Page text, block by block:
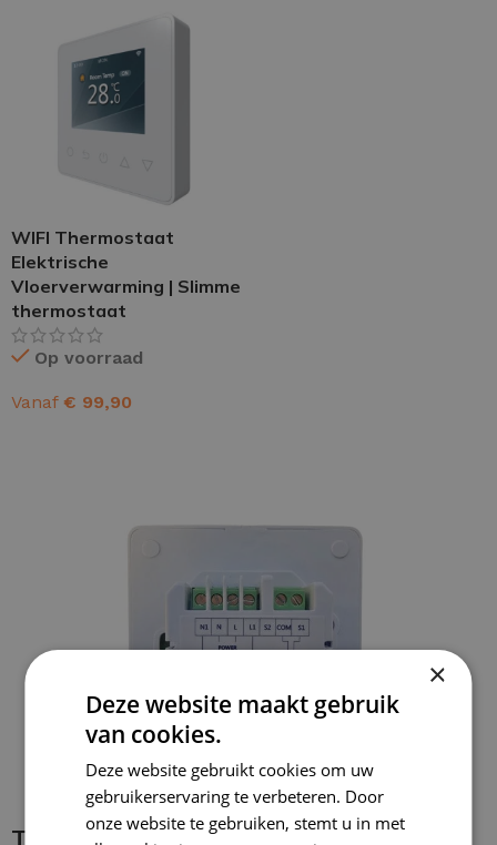
WIFI Thermostaat
Elektrische
Vloerverwarming | Slimme
thermostaat
Op voorraad
Vanaf € 99,90
×
Deze website maakt gebruik
van cookies.
Deze website gebruikt cookies om uw
gebruikerservaring te verbeteren. Door
onze website te gebruiken, stemt u in met